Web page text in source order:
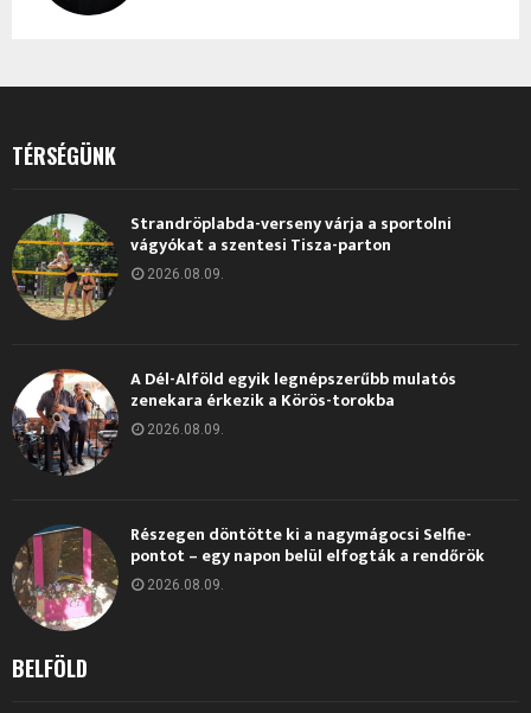
TÉRSÉGÜNK
Strandröplabda-verseny várja a sportolni
vágyókat a szentesi Tisza-parton
2026.08.09.
A Dél-Alföld egyik legnépszerűbb mulatós
zenekara érkezik a Körös-torokba
2026.08.09.
Részegen döntötte ki a nagymágocsi Selfie-
pontot – egy napon belül elfogták a rendőrök
2026.08.09.
BELFÖLD